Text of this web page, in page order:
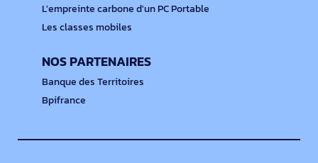
L'empreinte carbone d'un PC Portable
Les classes mobiles
NOS PARTENAIRES
Banque des Territoires
Bpifrance